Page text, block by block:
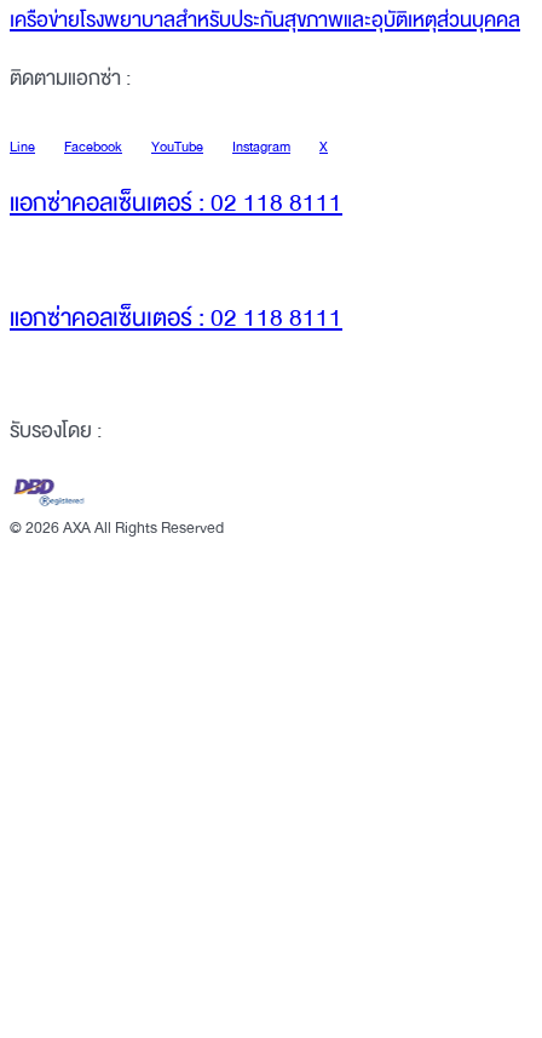
เครือข่ายโรงพยาบาลสำหรับประกันสุขภาพและอุบัติเหตุส่วนบุคคล
ติดตามแอกซ่า :
Line Facebook YouTube Instagram X
แอกซ่าคอลเซ็นเตอร์ : 02 118 8111
แอกซ่าคอลเซ็นเตอร์ : 02 118 8111
รับรองโดย :
©2026 AXA All Rights Reserved